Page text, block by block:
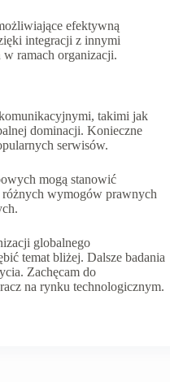
efektywną
integracji z innymi
w ramach organizacji.
takimi jak
dominacji. Konieczne
serwisów.
mogą stanowić
różnych wymogów prawnych
globalnego
temat bliżej. Dalsze badania
Zachęcam do
na rynku technologicznym.